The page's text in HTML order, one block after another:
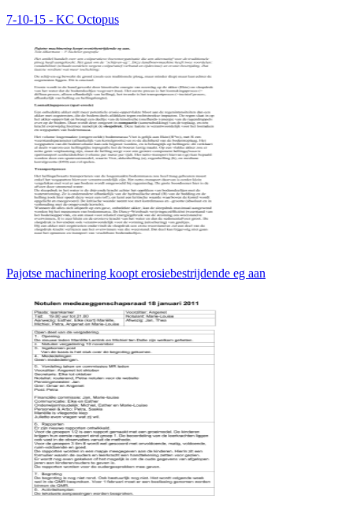
7-10-15 - KC Octopus
Pajotse machinering koopt erosiebestrijdende eg aan